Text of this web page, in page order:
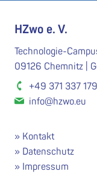
HZwo e. V.
Technologie-
09126 Chemnitz |
+49 371 337
info@hzwo.eu
Kontakt
Datenschutz
Impressum